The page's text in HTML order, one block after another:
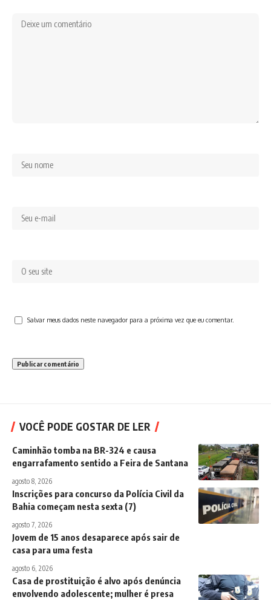
Salvar meus dados neste navegador para a próxima vez que eu comentar.
VOCÊ PODE GOSTAR DE LER
Caminhão tomba na BR-324 e causa
engarrafamento sentido a Feira de Santana
agosto 8, 2026
Inscrições para concurso da Polícia Civil da
Bahia começam nesta sexta (7)
agosto 7, 2026
Jovem de 15 anos desaparece após sair de
casa para uma festa
agosto 6, 2026
Casa de prostituição é alvo após denúncia
envolvendo adolescente; mulher é presa